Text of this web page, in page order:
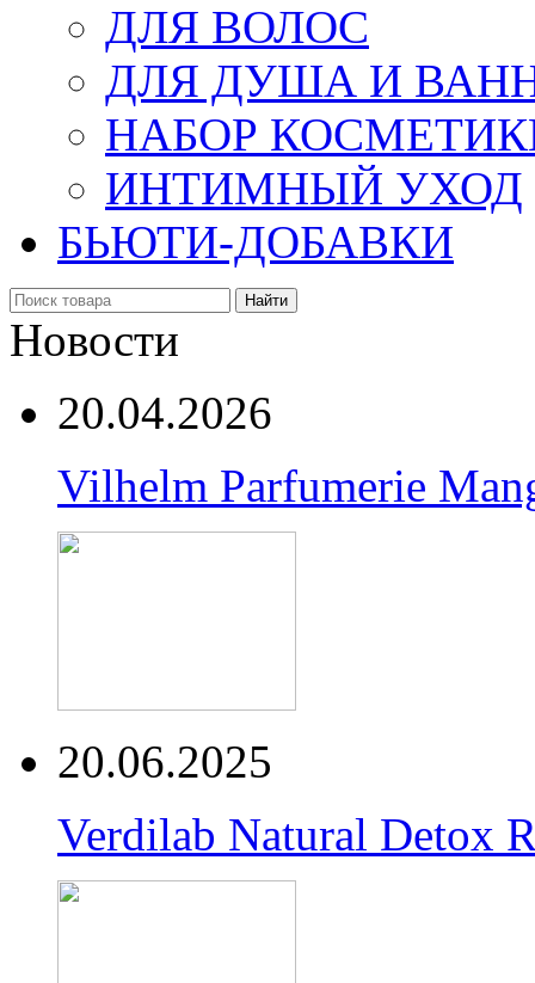
ДЛЯ ВОЛОС
ДЛЯ ДУША И
НАБОР
ИНТИМНЫЙ УХОД
БЬЮТИ-ДОБАВКИ
Найти
Новости
20.04.2026
Vilhelm Parfumerie
20.06.2025
Verdilab Natural Detox